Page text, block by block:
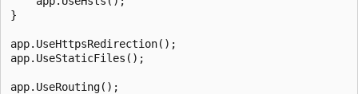
}
app.UseHttpsRedirection();
app.UseStaticFiles();
app.UseRouting();